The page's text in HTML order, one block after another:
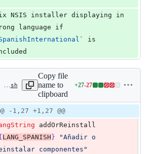
NSIS installer displaying in
`
is
crates/tauri-bundler/src/bundle/windows/nsis/languages/SpanishInternational.nsh
Copy file
name to
clipboard
+27-27
Lines
additions
&
27
Diff
line
change
-1,27 +1,27 @@
LANG_SPANISH } "Añadir o
componentes "